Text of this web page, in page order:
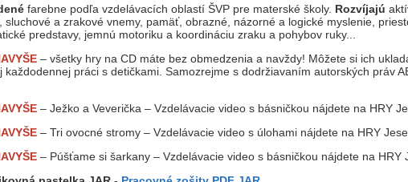
farebne podľa vzdelávacích oblastí ŠVP pre materské školy. Rozvíjajú
sluchové a zrakové vnemy, pamäť, obrazné, názorné a logické myslenie,
predstavy, jemnú motoriku a koordináciu zraku a pohybov ruky...
– všetky hry na CD máte bez obmedzenia a navždy! Môžete si ich
každodennej práci s detičkami. Samozrejme s dodržiavaním autorských práv
– Ježko a Veverička – Vzdelávacie video s básničkou nájdete na HRY
– Tri ovocné stromy – Vzdelávacie video s úlohami nájdete na HRY
– Púšťame si šarkany – Vzdelávacie video s básničkou nájdete na HRY